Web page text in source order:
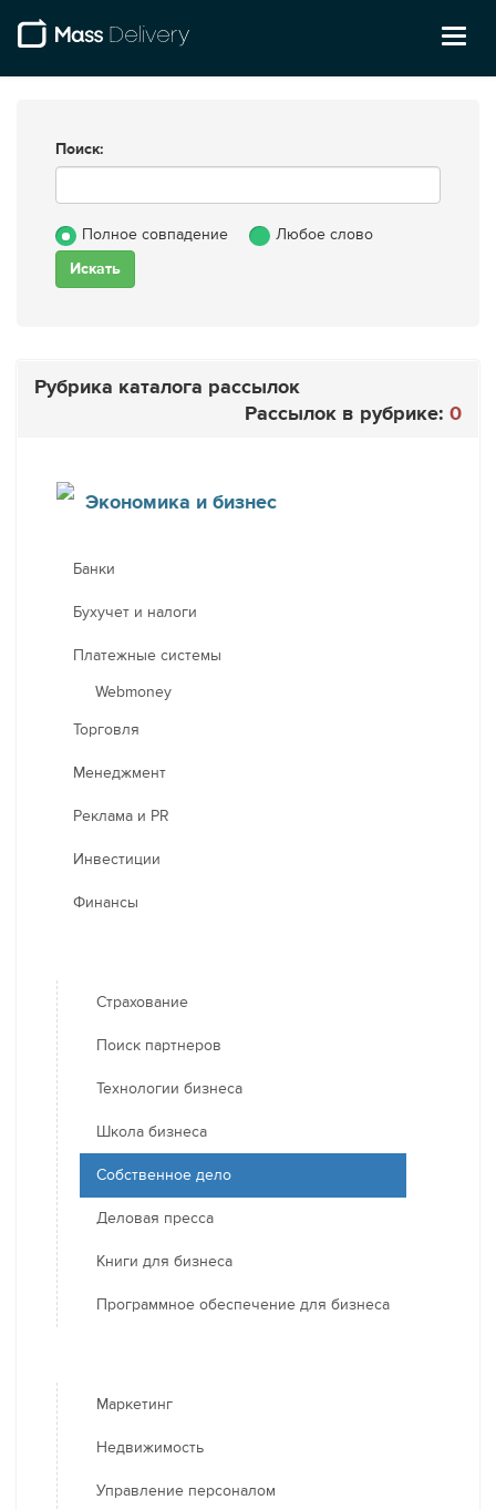
Поиск:
Полное совпадение Любое слово
Рубрика каталога рассылок
Рассылок в рубрике: 0
Экономика и бизнес
Банки
Бухучет и налоги
Платежные системы
Webmoney
Торговля
Менеджмент
Реклама и PR
Инвестиции
Финансы
Страхование
Поиск партнеров
Технологии бизнеса
Школа бизнеса
Собственное дело
Деловая пресса
Книги для бизнеса
Программное обеспечение для бизнеса
Маркетинг
Недвижимость
Управление персоналом